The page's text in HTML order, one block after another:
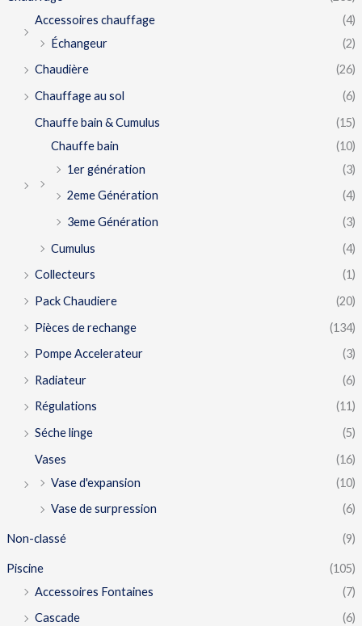
Accessoires chauffage
(4)
Échangeur
(2)
Chaudière
(26)
Chauffage au sol
(6)
Chauffe bain & Cumulus
(15)
Chauffe bain
(10)
1er génération
(3)
2eme Génération
(4)
3eme Génération
(3)
Cumulus
(4)
Collecteurs
(1)
Pack Chaudiere
(20)
Pièces de rechange
(134)
Pompe Accelerateur
(3)
Radiateur
(6)
Régulations
(11)
Séche linge
(5)
Vases
(16)
Vase d'expansion
(10)
Vase de surpression
(6)
Non-classé (9)
Piscine
(105)
Accessoires Fontaines
(7)
Cascade
(6)